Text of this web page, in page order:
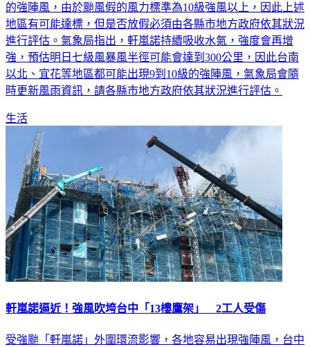
的強陣風，由於颱風假的風力標準為10級強風以上，因此上述
地區有可能達標，但是否放假必須由各縣市地方政府依其狀況
進行評估。氣象局指出，軒嵐諾持續吸收水氣，強度會再增
強，預估明日七級風暴風半徑可能會達到300公里，因此台南
以北、宜花等地區都可能出現9到10級的強陣風，氣象局會隨
時更新風雨資訊，請各縣市地方政府依其狀況進行評估。
生活
軒嵐諾逼近！強風吹垮台中「13樓鷹架」 2工人受傷
受強颱「軒嵐諾」外圍環流影響，各地容易出現強陣風，台中